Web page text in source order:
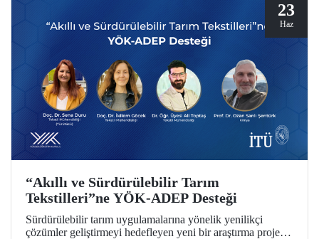
23
Haz
“Akıllı ve Sürdürülebilir Tarım
Tekstilleri”ne YÖK-ADEP Desteği
Sürdürülebilir tarım uygulamalarına yönelik yenilikçi
çözümler geliştirmeyi hedefleyen yeni bir araştırma projesi,